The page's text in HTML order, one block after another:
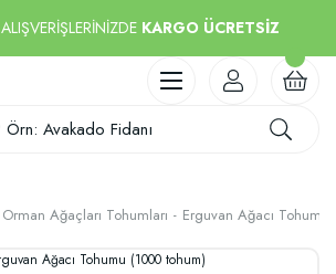
KARGO ÜCRETSİZ
Orman Ağaçları Tohumları Erguvan Ağacı